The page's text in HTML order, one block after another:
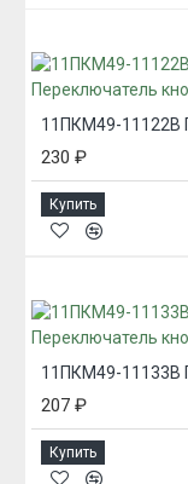
230 ₽
Купить
207 ₽
Купить